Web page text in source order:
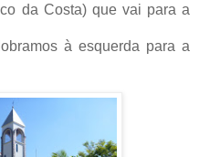
da Costa) que vai para a
à esquerda para a